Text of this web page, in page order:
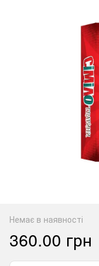
Немає в наявності
360.00 грн